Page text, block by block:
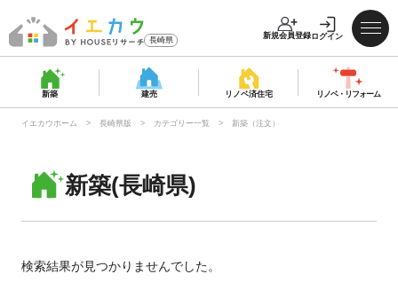
長崎県 新規会員登録ログイン
新築 建売 リノベ済住宅 リノベ・ リフォーム
イエカウホーム 長崎県版 カテゴリー一覧 新築（注文）
新築(長崎県)
検索結果が見つかりませんでした。